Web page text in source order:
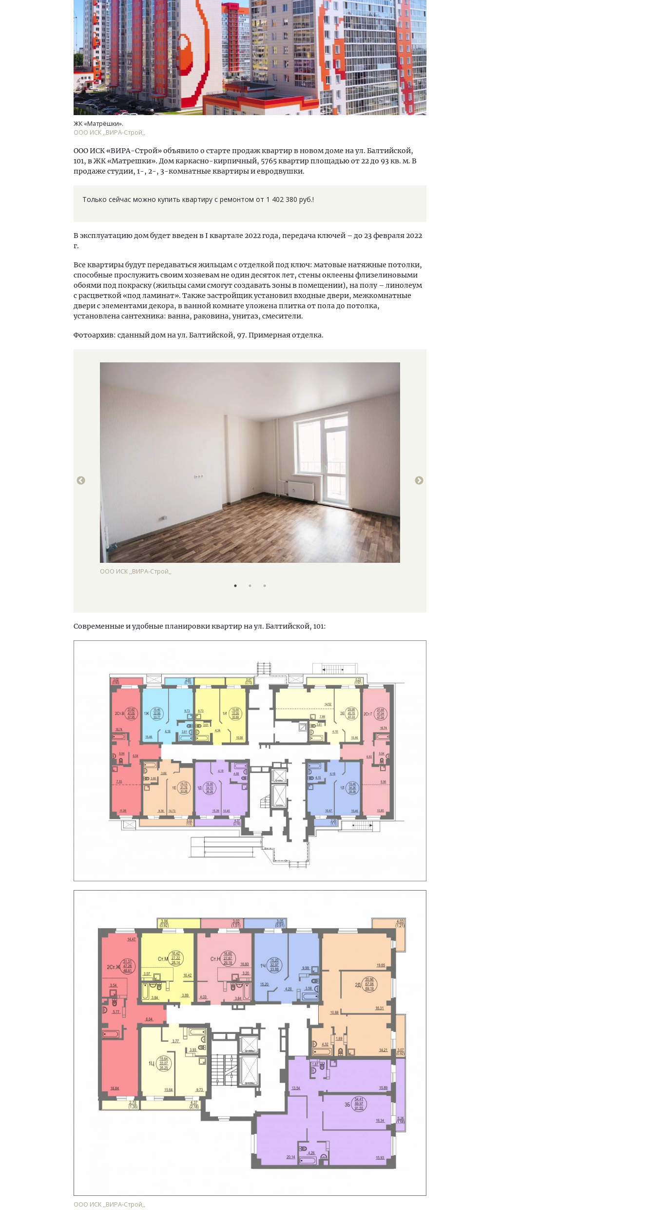
ЖК «Матрёшки».
ООО ИСК ,,ВИРА-Строй,,
ООО ИСК «ВИРА-Строй» объявило о старте продаж квартир в новом доме на ул. Балтийской,
101, в ЖК «Матрешки». Дом каркасно-кирпичный, 5765 квартир площадью от 22 до 93 кв. м. В
продаже студии, 1-, 2-, 3-комнатные квартиры и евродвушки.
Только сейчас можно купить квартиру с ремонтом от 1 402 380 руб.!
В эксплуатацию дом будет введен в I квартале 2022 года, передача ключей – до 23 февраля 2022
г.
Все квартиры будут передаваться жильцам с отделкой под ключ: матовые натяжные потолки,
способные прослужить своим хозяевам не один десяток лет, стены оклеены флизелиновыми
обоями под покраску (жильцы сами смогут создавать зоны в помещении), на полу – линолеум
с расцветкой «под ламинат». Также застройщик установил входные двери, межкомнатные
двери с элементами декора, в ванной комнате уложена плитка от пола до потолка,
установлена сантехника: ванна, раковина, унитаз, смесители.
Фотоархив: сданный дом на ул. Балтийской, 97. Примерная отделка.
ООО ИСК ,,ВИРА-Строй,,
Современные и удобные планировки квартир на ул. Балтийской, 101:
ООО ИСК ,,ВИРА-Строй,,